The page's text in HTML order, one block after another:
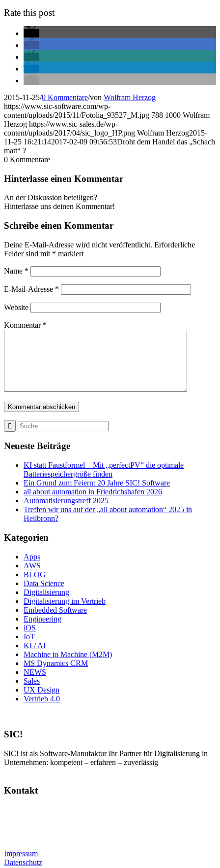
Rate this post
2015-11-25/0 Kommentare/von Wolfram Herzog
https://www.sic-software.com/wp-
content/uploads/2015/11/Fotolia_93527_M.jpg 788 1000 Wolfram
Herzog https://www.sic-sales.de/wp-
content/uploads/2017/04/sic_logo_HP.png Wolfram Herzog2015-
11-25 16:21:142017-02-09 09:56:53Droht dem Handel das „Schach
matt“ ?
0 Kommentare
Hinterlasse einen Kommentar
An der Diskussion beteiligen?
Hinterlasse uns deinen Kommentar!
Schreibe einen Kommentar
Deine E-Mail-Adresse wird nicht veröffentlicht. Erforderliche
Felder sind mit * markiert
Name *
E-Mail-Adresse *
Website
Kommentar *
Neueste Beiträge
KI statt Faustformel – Mit „perfectPV“ die optimale
Batteriespeichergröße finden
Ein Grund zum Feiern: 20 Jahre SIC! Software
all about automation in Friedrichshafen 2026
Automatisierungstreff 2025
Treffen wir uns auf der „all about automation“ 2025 in
Heilbronn?
Kategorien
Apps
AWS
BLOG
Data Science
Digitalisierung
Digitalisierung im Vertrieb
Embedded Software
Engineering
iOS
IoT
KI / AI
Machine to Machine (M2M)
MS Dynamics CRM
NEWS
Sales
UX Design
Vertrieb 4.0
SIC!
SIC! ist als Software-Manufaktur Ihr Partner für Digitalisierung in
Unternehmen: kompetent – erfahren – zuverlässig
Kontakt
Impressum
Datenschutz